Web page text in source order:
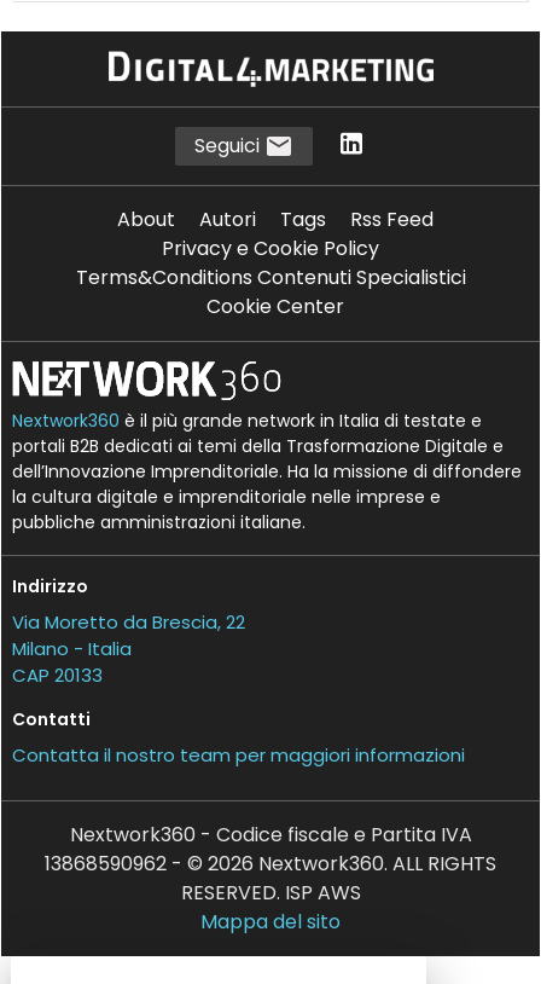
Seguici
About Autori Tags
Rss Feed
Privacy e Cookie Policy
Terms&Conditions Contenuti Specialistici
Cookie Center
Nextwork360 è il più grande network in Italia di testate e
portali B2B dedicati ai temi della Trasformazione Digitale e
dell’Innovazione Imprenditoriale. Ha la missione di diffondere
la cultura digitale e imprenditoriale nelle imprese e
pubbliche amministrazioni italiane.
Indirizzo
Via Moretto da Brescia, 22
Milano - Italia
CAP 20133
Contatti
Contatta il nostro team per maggiori informazioni
Nextwork360 - Codice fiscale e Partita IVA
13868590962 - © 2026 Nextwork360. ALL RIGHTS
RESERVED. ISP AWS
Mappa del sito